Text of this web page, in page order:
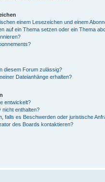
einem Lesezeichen und einem
auf ein Thema setzen oder ein Thema
diesem Forum zulässig?
Dateianhänge erhalten?
entwickelt?
nicht enthalten?
falls es Beschwerden oder juristische
des Boards kontaktieren?